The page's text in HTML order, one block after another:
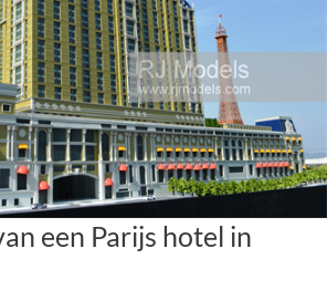
een Parijs hotel in